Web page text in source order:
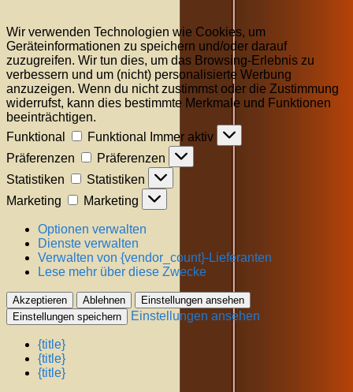
Wir verwenden Technologien wie Cookies, um
Geräteinformationen zu speichern und/oder darauf
zuzugreifen. Wir tun dies, um das Browsing-Erlebnis zu
verbessern und um (nicht) personalisierte Werbung
anzuzeigen. Wenn du nicht zustimmst oder die Zustimmung
widerrufst, kann dies bestimmte Merkmale und Funktionen
beeinträchtigen.
Funktional
Funktional
Immer aktiv
Präferenzen
Präferenzen
Statistiken
Statistiken
Marketing
Marketing
Optionen verwalten
Dienste verwalten
Verwalten von {vendor_count}-Lieferanten
Lese mehr über diese Zwecke
Akzeptieren Ablehnen
Einstellungen ansehen
Einstellungen speichern
Einstellungen ansehen
{title}
{title}
{title}